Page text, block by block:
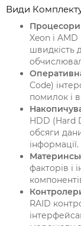
Види
Процесори
Xeon і AMD
швидкість
Code)
помилок і
HDD (Hard
обсяги
інформації.
факторів і
RAID